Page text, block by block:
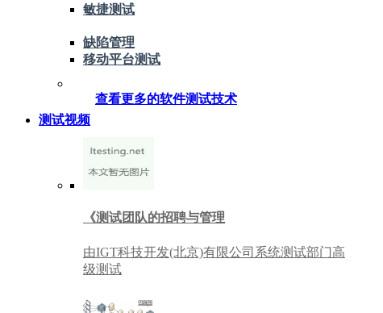
敏捷测试
缺陷管理
移动平台测试
查看更多的软件测试技术
测试视频
《测试团队的招聘与管理
由IGT科技开发(北京)有限公司系统测试部门高
级测试